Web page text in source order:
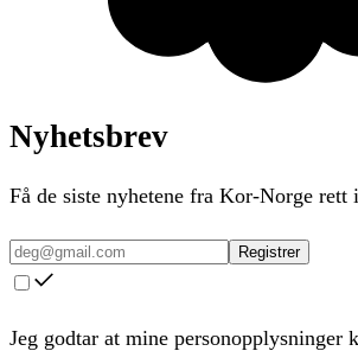
Nyhetsbrev
Få de siste nyhetene fra Kor-Norge rett
Registrer
Jeg godtar at mine personopplysninger